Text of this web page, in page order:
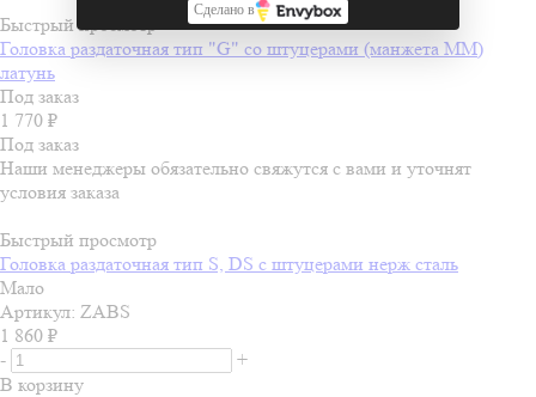
Быстрый просмотр
Головка раздаточная тип "G" со штуцерами (манжета ММ)
латунь
Под заказ
1 770 ₽
Под заказ
Наши менеджеры обязательно свяжутся с вами и уточнят
условия заказа
Быстрый просмотр
Головка раздаточная тип S, DS с штуцерами нерж сталь
Мало
Артикул: ZABS
1 860 ₽
-
+
В корзину
Сделано в